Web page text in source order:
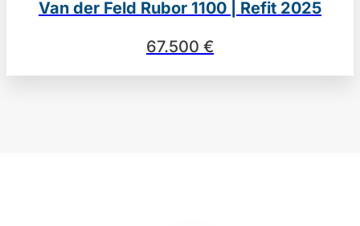
Van der Feld Rubor 1100 | Refit 2025
67.500 €